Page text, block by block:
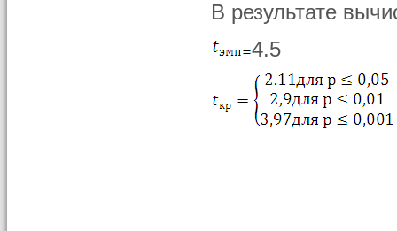
В результате
4.5